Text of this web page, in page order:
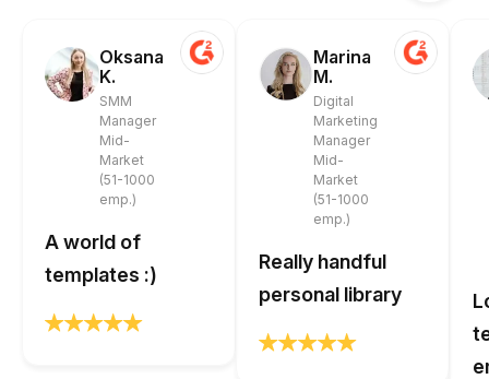
Oksana
K.
SMM
Manager
Mid-
Market
(51-1000
emp.)
A world of
templates :)
Marina
M.
Digital
Marketing
Manager
Mid-
Market
(51-1000
emp.)
Really handful
personal library